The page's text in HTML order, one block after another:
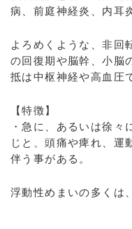
病、前庭神経炎、内耳
よろめくような、非回
の回復期や脳幹、小脳
抵は中枢神経や高血圧
【特徴】
・急に、あるいは徐々
じと、頭痛や痺れ、運
伴う事がある。
浮動性めまいの多くは